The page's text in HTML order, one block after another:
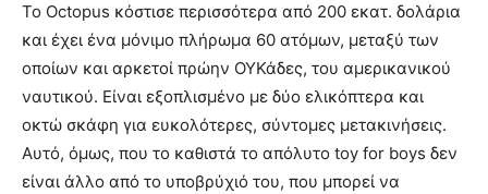
Το Octopus κόστισε περισσότερα από 200 εκατ. δολάρια
και έχει ένα μόνιμο πλήρωμα 60 ατόμων, μεταξύ των
οποίων και αρκετοί πρώην ΟΥΚάδες, του αμερικανικού
ναυτικού. Είναι εξοπλισμένο με δύο ελικόπτερα και
οκτώ σκάφη για ευκολότερες, σύντομες μετακινήσεις.
Αυτό, όμως, που το καθιστά το απόλυτο toy for boys δεν
είναι άλλο από το υποβρύχιό του, που μπορεί να